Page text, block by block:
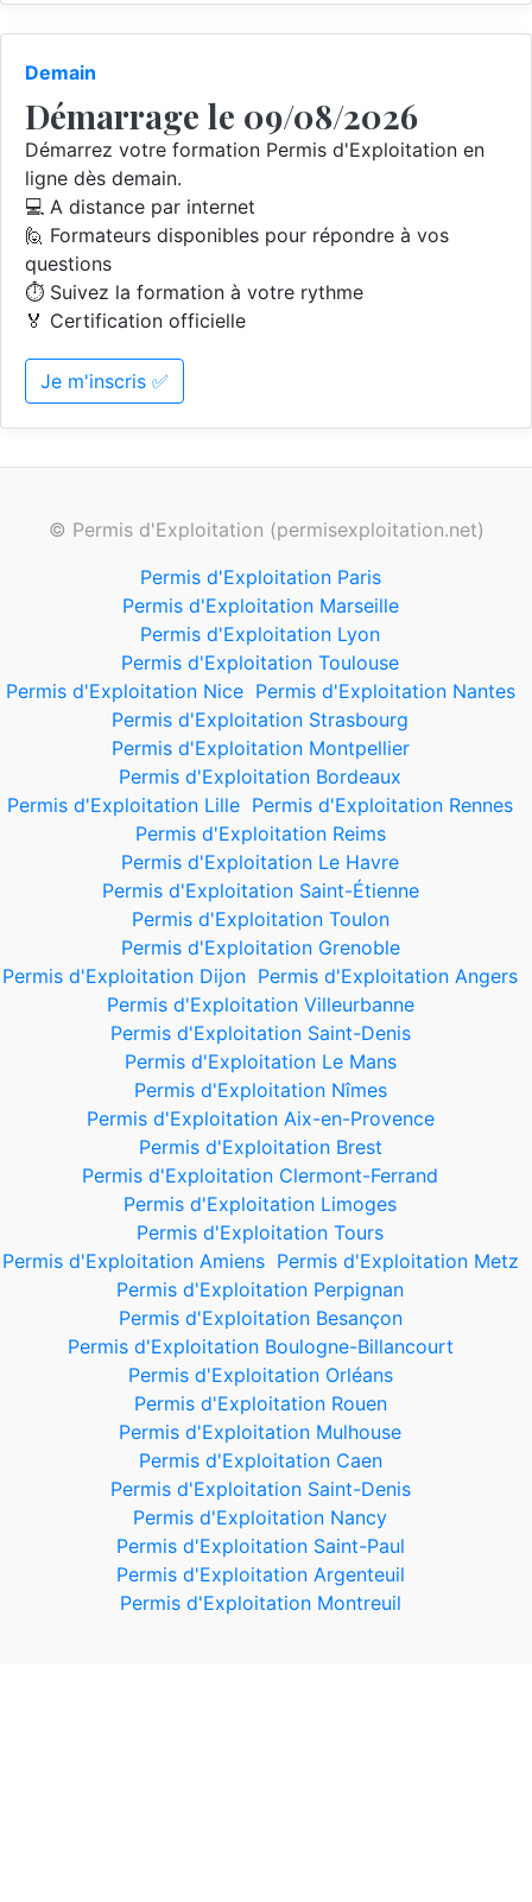
Demain
Démarrage le 09/08/2026
Démarrez votre formation Permis d'Exploitation en
ligne dès demain.
💻 A distance par internet
🙋 Formateurs disponibles pour répondre à vos
questions
⏱️ Suivez la formation à votre rythme
🏅 Certification officielle
Je m'inscris ✅
© Permis d'Exploitation (permisexploitation.net)
Permis d'Exploitation Paris
Permis d'Exploitation Marseille
Permis d'Exploitation Lyon
Permis d'Exploitation Toulouse
Permis d'Exploitation Nice Permis d'Exploitation Nantes
Permis d'Exploitation Strasbourg
Permis d'Exploitation Montpellier
Permis d'Exploitation Bordeaux
Permis d'Exploitation Lille Permis d'Exploitation Rennes
Permis d'Exploitation Reims
Permis d'Exploitation Le Havre
Permis d'Exploitation Saint-Étienne
Permis d'Exploitation Toulon
Permis d'Exploitation Grenoble
Permis d'Exploitation Dijon Permis d'Exploitation Angers
Permis d'Exploitation Villeurbanne
Permis d'Exploitation Saint-Denis
Permis d'Exploitation Le Mans
Permis d'Exploitation Nîmes
Permis d'Exploitation Aix-en-Provence
Permis d'Exploitation Brest
Permis d'Exploitation Clermont-Ferrand
Permis d'Exploitation Limoges
Permis d'Exploitation Tours
Permis d'Exploitation Amiens Permis d'Exploitation Metz
Permis d'Exploitation Perpignan
Permis d'Exploitation Besançon
Permis d'Exploitation Boulogne-Billancourt
Permis d'Exploitation Orléans
Permis d'Exploitation Rouen
Permis d'Exploitation Mulhouse
Permis d'Exploitation Caen
Permis d'Exploitation Saint-Denis
Permis d'Exploitation Nancy
Permis d'Exploitation Saint-Paul
Permis d'Exploitation Argenteuil
Permis d'Exploitation Montreuil